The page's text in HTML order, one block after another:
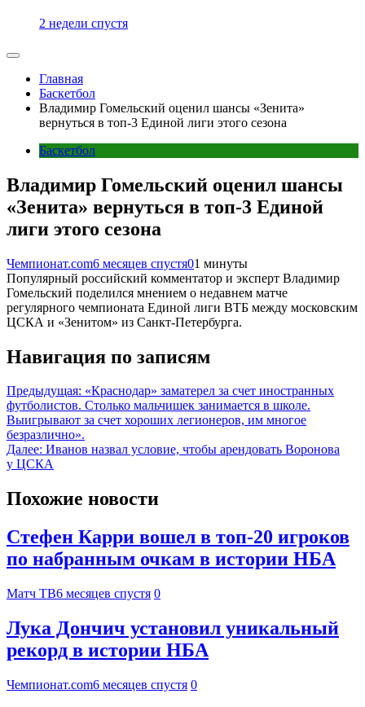
2 недели спустя
Главная
Баскетбол
Владимир Гомельский оценил шансы «Зенита»
вернуться в топ-3 Единой лиги этого сезона
Баскетбол
Владимир Гомельский оценил шансы
«Зенита» вернуться в топ-3 Единой
лиги этого сезона
Чемпионат.com6 месяцев спустя01 минуты
Популярный российский комментатор и эксперт Владимир
Гомельский поделился мнением о недавнем матче
регулярного чемпионата Единой лиги ВТБ между московским
ЦСКА и «Зенитом» из Санкт-Петербурга.
Навигация по записям
Предыдущая: «Краснодар» заматерел за счет иностранных
футболистов. Столько мальчишек занимается в школе.
Выигрывают за счет хороших легионеров, им многое
безразлично».
Далее: Иванов назвал условие, чтобы арендовать Воронова
у ЦСКА
Похожие новости
Стефен Карри вошел в топ‑20 игроков
по набранным очкам в истории НБА
Матч ТВ6 месяцев спустя 0
Лука Дончич установил уникальный
рекорд в истории НБА
Чемпионат.com6 месяцев спустя 0